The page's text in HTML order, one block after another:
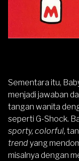
Sementara itu,
menjadi jawaban
tangan wanita
seperti G-Shock.
sporty, colorful,
trendyang
misalnya dengan